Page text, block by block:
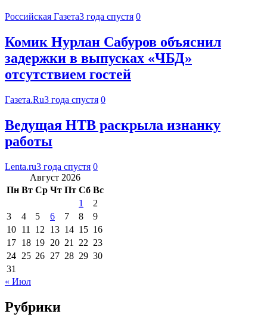
Российская Газета3 года спустя 0
Комик Нурлан Сабуров объяснил
задержки в выпусках «ЧБД»
отсутствием гостей
Газета.Ru3 года спустя 0
Ведущая НТВ раскрыла изнанку
работы
Lenta.ru3 года спустя 0
Август 2026
Пн Вт Ср Чт Пт Сб Вс
1
2
3
4 5 6 7 8
9
10 11 12 13 14 15 16
17 18 19 20 21 22 23
24 25 26 27 28 29 30
31
« Июл
Рубрики